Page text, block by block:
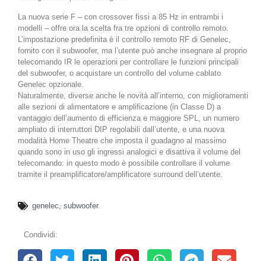
La nuova serie F – con crossover fissi a 85 Hz in entrambi i
modelli – offre ora la scelta fra tre opzioni di controllo remoto.
L’impostazione predefinita è il controllo remoto RF di Genelec,
fornito con il subwoofer, ma l’utente può anche insegnare al proprio
telecomando IR le operazioni per controllare le funzioni principali
del subwoofer, o acquistare un controllo del volume cablato
Genelec opzionale.
Naturalmente, diverse anche le novità all’interno, con miglioramenti
alle sezioni di alimentatore e amplificazione (in Classe D) a
vantaggio dell’aumento di efficienza e maggiore SPL, un numero
ampliato di interruttori DIP regolabili dall’utente, e una nuova
modalità Home Theatre che imposta il guadagno al massimo
quando sono in uso gli ingressi analogici e disattiva il volume del
telecomando: in questo modo è possibile controllare il volume
tramite il preamplificatore/amplificatore surround dell’utente.
genelec, subwoofer
Condividi: